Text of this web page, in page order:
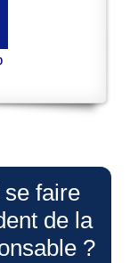
faire
de la
?